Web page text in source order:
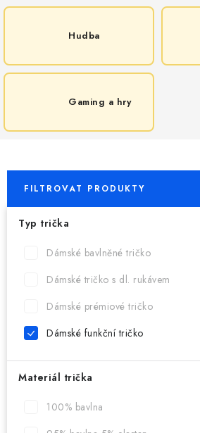
MÁM SRDCE POMÁHÁM
VÁNOCE
PROVIZNÍ SYSTÉM
O nás Časté otázky
Doprava a platba
Obchodní podmínky
Zásady zpracování ochrany osobních údajů
Kontakty
Hudba
Gaming a hry
FILTROVAT PRODUKTY
Typ trička
Dámské bavlněné tričko
Dámské tričko s dl. rukávem
Dámské prémiové tričko
Dámské funkční tričko
Materiál trička
100% bavlna